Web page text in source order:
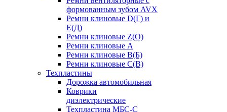
формованным зубом AVX
Ремни клиновые D(Г) и
Е(Д)
Ремни клиновые Z(О)
Ремни клиновые А
Ремни клиновые В(Б)
Ремни клиновые С(В)
Техпластины
Дорожка автомобильная
Коврики
диэлектрические
Техпластина МБС-С